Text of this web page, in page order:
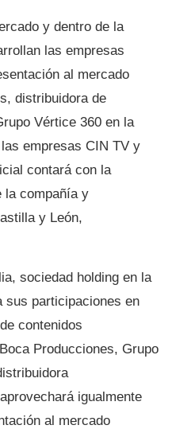
y dentro de la
las empresas
al mercado
distribuidora de
Vértice 360 en la
empresas CIN TV y
contará con la
la compañía y
y León,
sociedad holding en la
sus participaciones en
contenidos
Producciones, Grupo
igualmente
al mercado